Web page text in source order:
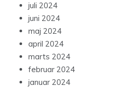
juli 2024
juni 2024
maj 2024
april 2024
marts 2024
februar 2024
januar 2024